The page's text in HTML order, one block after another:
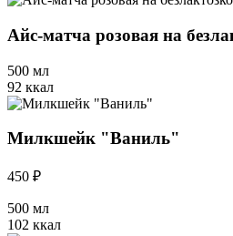
Айс-матча розовая на
500 мл
92 ккал
Милкшейк "Ваниль"
450 ₽
500 мл
102 ккал